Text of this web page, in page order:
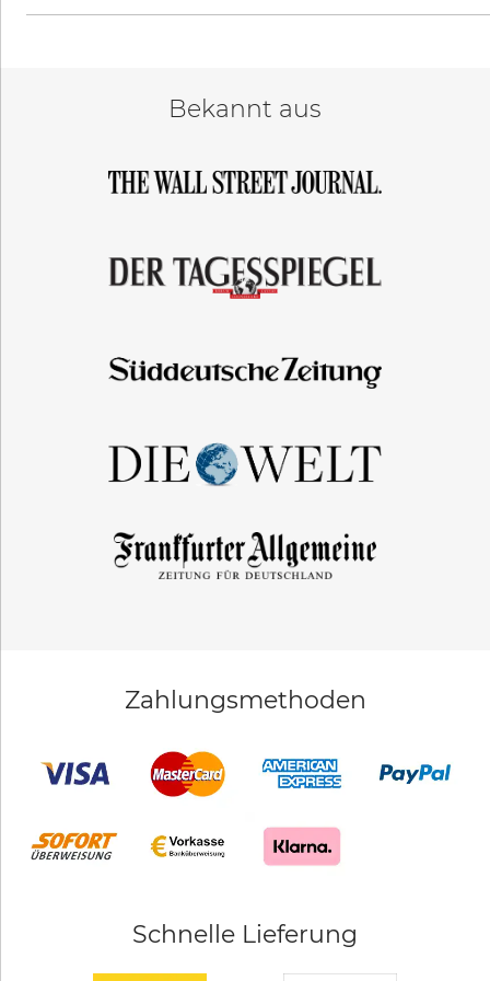
Bekannt aus
Zahlungsmethoden
Schnelle Lieferung